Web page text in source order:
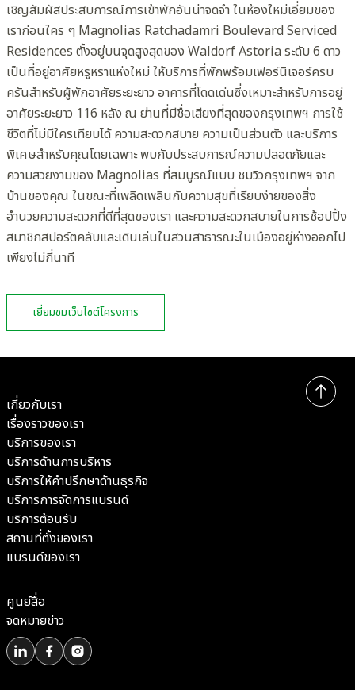
เชิญสัมผัสประสบการณ์การเข้าพักอันน่าจดจำ ในห้องใหม่เอี่ยมของ
เราก่อนใคร ๆ Magnolias Ratchadamri Boulevard Serviced
Residences ตั้งอยู่บนจุดสูงสุดของ Waldorf Astoria ระดับ 6 ดาว
เป็นที่อยู่อาศัยหรูหราแห่งใหม่ ให้บริการที่พักพร้อมเฟอร์นิเจอร์ครบ
ครันสำหรับผู้พักอาศัยระยะยาว อาคารที่โดดเด่นซึ่งเหมาะสำหรับการอยู่
อาศัยระยะยาว 116 หลัง ณ ย่านที่มีชื่อเสียงที่สุดของกรุงเทพฯ การใช้
ชีวิตที่ไม่มีใครเทียบได้ ความสะดวกสบาย ความเป็นส่วนตัว และบริการ
พิเศษสำหรับคุณโดยเฉพาะ พบกับประสบการณ์ความปลอดภัยและ
ความสวยงามของ Magnolias ที่สมบูรณ์แบบ ชมวิวกรุงเทพฯ จาก
บ้านของคุณ ในขณะที่เพลิดเพลินกับความสุขที่เรียบง่ายของสิ่ง
อำนวยความสะดวกที่ดีที่สุดของเรา และความสะดวกสบายในการช้อปปิ้ง
สมาชิกสปอร์ตคลับและเดินเล่นในสวนสาธารณะในเมืองอยู่ห่างออกไป
เพียงไม่กี่นาที
เยี่ยมชมเว็บไซต์โครงการ
เกี่ยวกับเรา
เรื่องราวของเรา
บริการของเรา
บริการด้านการบริหาร
บริการให้คำปรึกษาด้านธุรกิจ
บริการการจัดการแบรนด์
บริการต้อนรับ
สถานที่ตั้งของเรา
แบรนด์ของเรา
ศูนย์สื่อ
จดหมายข่าว